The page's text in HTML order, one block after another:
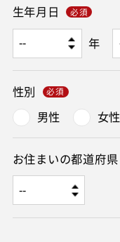
生年月日
年
性別
男性
女性
お住まいの都道府県